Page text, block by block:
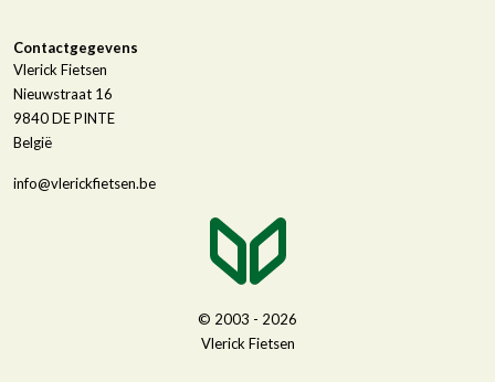
Contactgegevens
Vlerick Fietsen
Nieuwstraat 16
9840DE PINTE
België
info@vlerickfietsen.be
© 2003 - 2026
Vlerick Fietsen